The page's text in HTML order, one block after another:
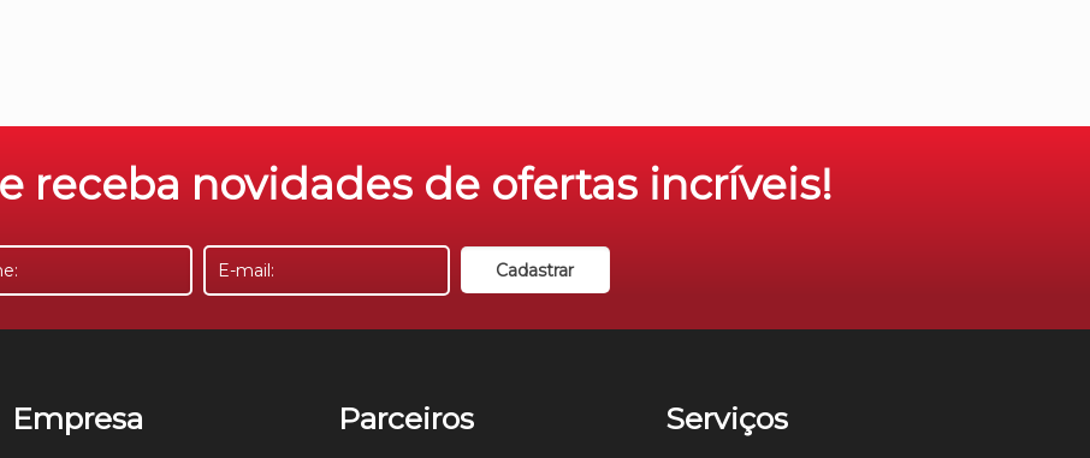
receba novidades de ofertas incríveis!
Empresa Parceiros Serviços